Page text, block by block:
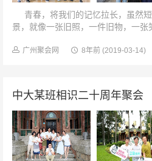
青春，将我们的记忆拉长，虽然短
景，就像一张旧照，一件旧物，一
广州聚会网 8年前 (2019-03-14)
中大某班相识二十周年聚会